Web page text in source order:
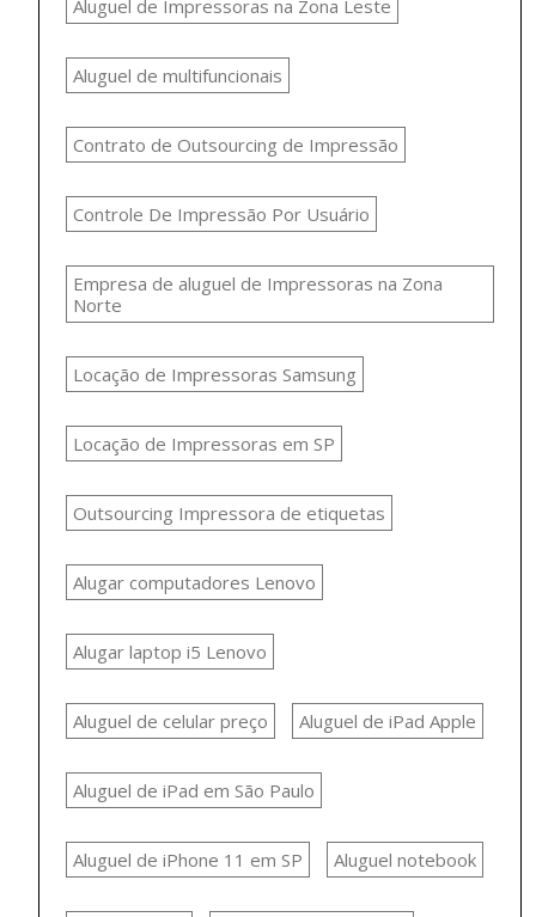
Aluguel de Impressoras na Zona Leste
Aluguel de multifuncionais
Contrato de Outsourcing de Impressão
Controle De Impressão Por Usuário
Empresa de aluguel de Impressoras na Zona
Norte
Locação de Impressoras Samsung
Locação de Impressoras em SP
Outsourcing Impressora de etiquetas
Alugar computadores Lenovo
Alugar laptop i5 Lenovo
Aluguel de celular preço Aluguel de iPad Apple
Aluguel de iPad em São Paulo
Aluguel de iPhone 11 em SP Aluguel notebook